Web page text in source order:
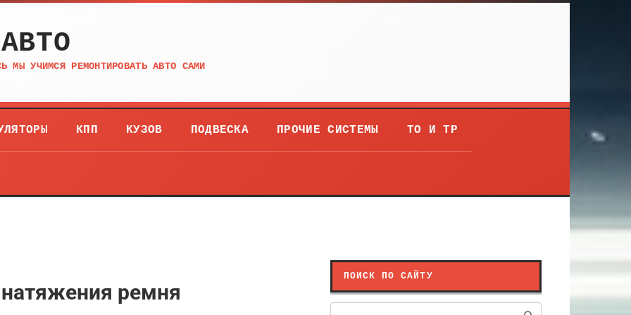
МЫ УЧИМСЯ РЕМОНТИРОВАТЬ АВТО САМИ
КПП КУЗОВ ПОДВЕСКА ПРОЧИЕ СИСТЕМЫ ТО И ТР
ремня
ПОИСК ПО САЙТУ